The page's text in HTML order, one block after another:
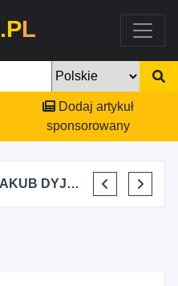
.PL
Dodaj artykuł
sponsorowany
JAKUB DYJAKIEWICZ POLISH LODA